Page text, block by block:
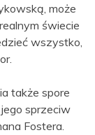
może
świecie
wszystko,
także spore
sprzeciw
Fostera.